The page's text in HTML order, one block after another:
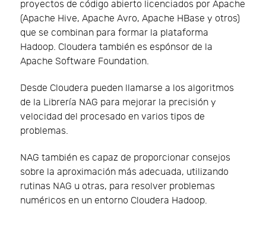
proyectos de código abierto licenciados por Apache
(Apache Hive, Apache Avro, Apache HBase y otros)
que se combinan para formar la plataforma
Hadoop. Cloudera también es espónsor de la
Apache Software Foundation.
Desde Cloudera pueden llamarse a los algoritmos
de la Librería NAG para mejorar la precisión y
velocidad del procesado en varios tipos de
problemas.
NAG también es capaz de proporcionar consejos
sobre la aproximación más adecuada, utilizando
rutinas NAG u otras, para resolver problemas
numéricos en un entorno Cloudera Hadoop.